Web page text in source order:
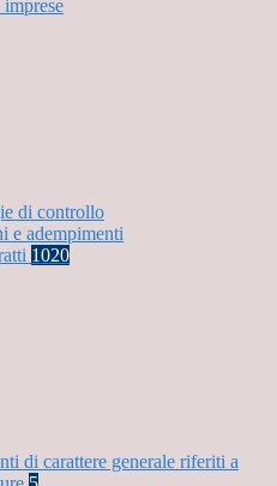
di controllo
e adempimenti
1020
di carattere generale riferiti a